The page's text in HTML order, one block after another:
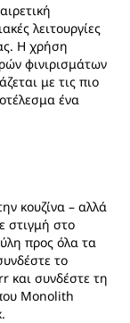
λειτουργίες
Η χρήση
φινιρισμάτων
με τις πιο
ένα
κουζίνα – αλλά
στιγμή στο
προς όλα τα
το
και συνδέστε τη
Monolith